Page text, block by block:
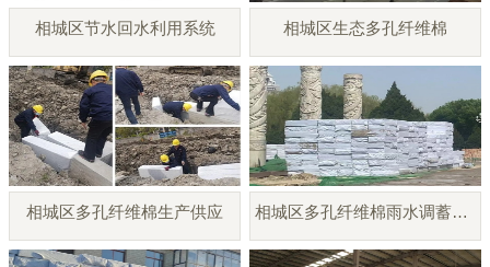
相城区节水回水利用系统 相城区生态多孔纤维棉
相城区多孔纤维棉生产供应 相城区多孔纤维棉雨水调蓄模块